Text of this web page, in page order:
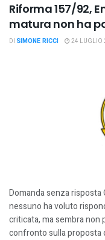
Riforma 157/92,
matura non ha
DI SIMONE RICCI 24 LUGLIO
Domanda senza risposta
nessuno ha voluto
criticata, ma sembra non
confronto sulla proposta